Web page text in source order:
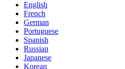
English
French
German
Portuguese
Spanish
Russian
Japanese
Korean